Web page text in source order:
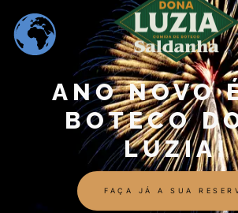
ANO NOVO
BOTECO
LUZIA!
FAÇA JÁ A SUA